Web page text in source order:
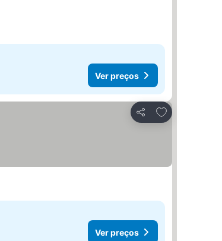
Ver preços
Partilhar
Adicionar aos
Ver preços